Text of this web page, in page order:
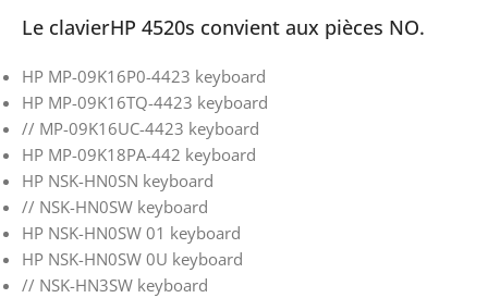
Le clavierHP 4520s convient aux pièces NO.
HP MP-09K16P0-4423 keyboard
HP MP-09K16TQ-4423 keyboard
// MP-09K16UC-4423 keyboard
HP MP-09K18PA-442 keyboard
HP NSK-HN0SN keyboard
// NSK-HN0SW keyboard
HP NSK-HN0SW 01 keyboard
HP NSK-HN0SW 0U keyboard
// NSK-HN3SW keyboard